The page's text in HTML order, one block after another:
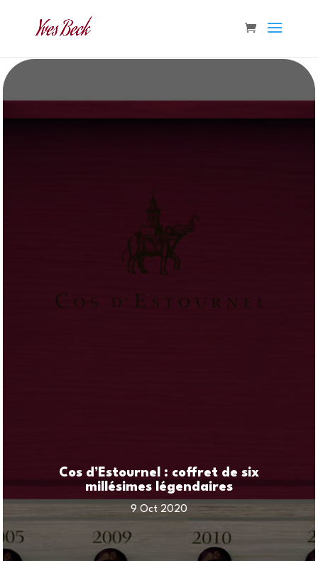
Cos d’Estournel : coffret de six
millésimes légendaires
9 Oct 2020